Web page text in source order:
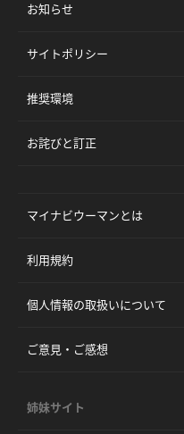
お知らせ
サイトポリシー
推奨環境
お詫びと訂正
マイナビウーマンとは
利用規約
個人情報の取扱いについて
ご意見・ご感想
姉妹サイト